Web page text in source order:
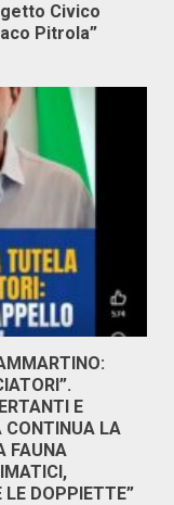
Civico
Pitrola”
E
CONTINUA LA
FAUNA
LE DOPPIETTE”